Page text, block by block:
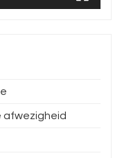
afwezigheid